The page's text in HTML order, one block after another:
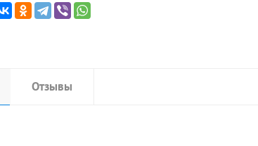
Отзывы